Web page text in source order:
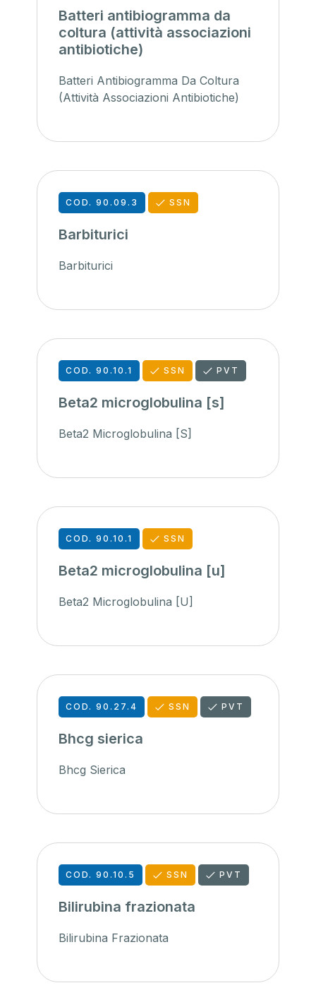
Batteri antibiogramma da
coltura (attività associazioni
antibiotiche)
Batteri Antibiogramma Da Coltura
(Attività Associazioni Antibiotiche)
COD. 90.09.3 SSN
Barbiturici
Barbiturici
COD. 90.10.1 SSN PVT
Beta2 microglobulina [s]
Beta2 Microglobulina [S]
COD. 90.10.1 SSN
Beta2 microglobulina [u]
Beta2 Microglobulina [U]
COD. 90.27.4 SSN PVT
Bhcg sierica
Bhcg Sierica
COD. 90.10.5 SSN PVT
Bilirubina frazionata
Bilirubina Frazionata